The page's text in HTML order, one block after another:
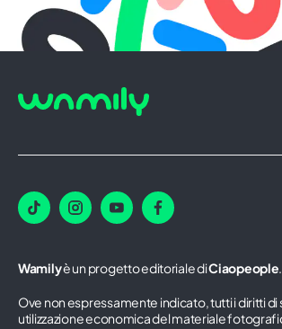
Wamilyè un progetto editoriale diCiaopeople.
Ove non espressamente indicato, tutti i diritti
utilizzazione economica del materiale